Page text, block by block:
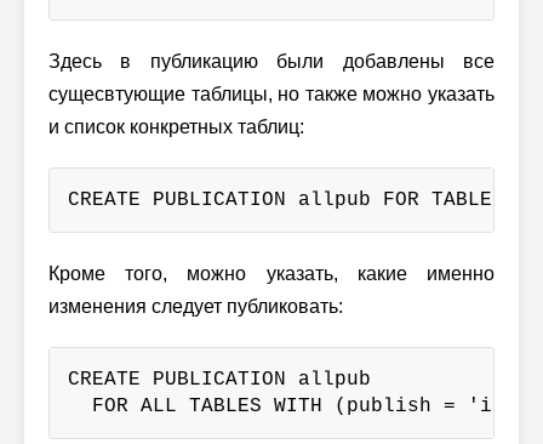
Здесь в публикацию были добавлены все
сущесвтующие таблицы, но также можно указать
и список конкретных таблиц:
CREATE PUBLICATION allpub FOR TABLE
Кроме того, можно указать, какие именно
изменения следует публиковать:
CREATE PUBLICATION allpub
FOR ALL TABLES WITH (publish =